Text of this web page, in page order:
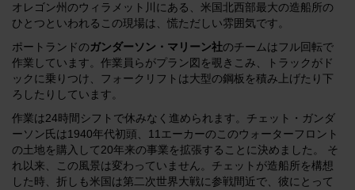
え
ユーザー名
パスワード
ログイン
お問い合わせ Xnetログイン
製品
解決方法
オレゴン州のウィラメット川にある、米国北西部最大の造船所の
ひとつといわれるこの現場は、慌ただしい雰囲気です。
ポートランドのガンダーソン・マリーン社のチームはフル回転で
作業しています。作業員らがプラン図を覗きこみ、トラックがド
ックに乗りつけ、フォークリフトは大型の鋼板を積み上げたり下
ろしたりしています。
作業は24時間シフトで休みなく進められます。チェット・ガンダ
ーソン氏は1940年代初頭、11エーカーのこのウォーターフロント
の土地を購入して20年来の事業を拡張することに決めました。 そ
れ以来、この風景は変わっていません。チェットが造船所を構想
した時、折しも米国は第二次世界大戦に参戦間近で、彼にとって